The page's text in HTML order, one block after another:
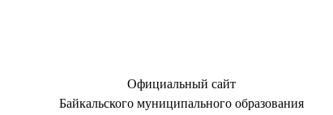
Официальный сайт
Байкальского муниципального образования